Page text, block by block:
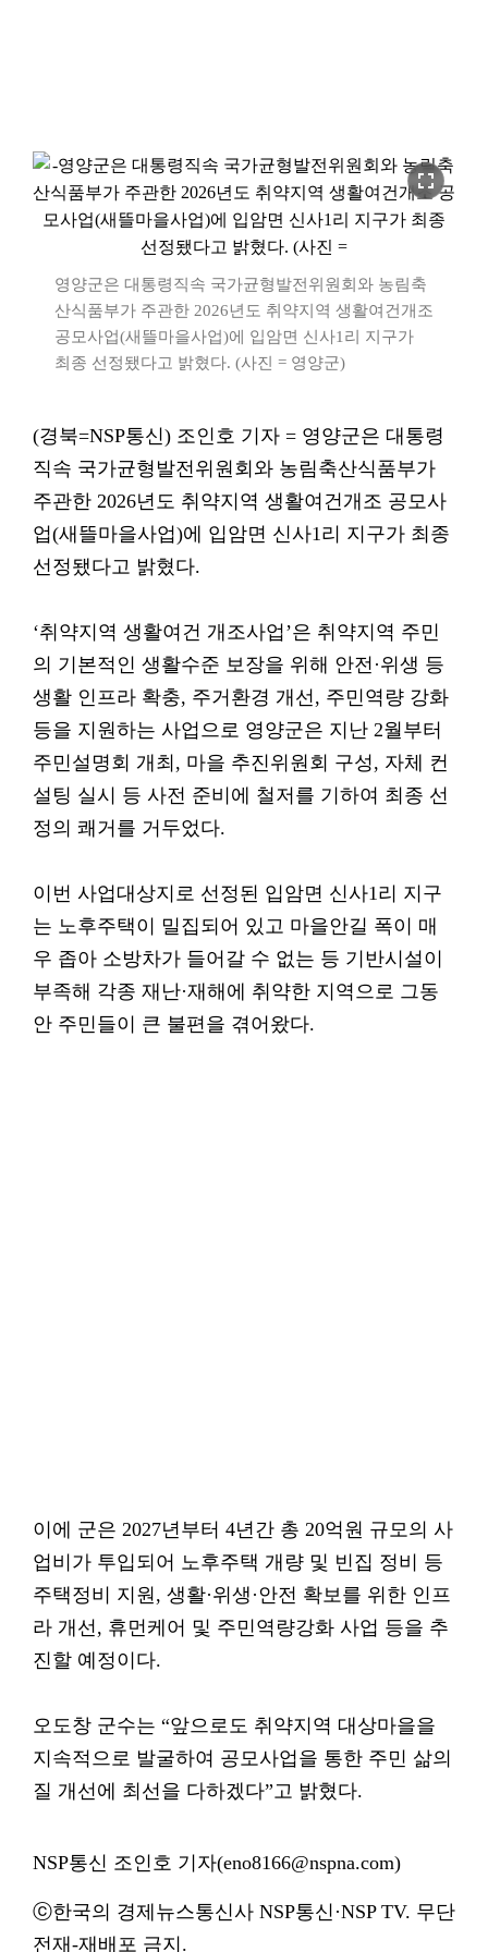
fullscreen
영양군은 대통령직속 국가균형발전위원회와 농림축
산식품부가 주관한 2026년도 취약지역 생활여건개조
공모사업(새뜰마을사업)에 입암면 신사1리 지구가
최종 선정됐다고 밝혔다. (사진 = 영양군)
(경북=NSP통신) 조인호 기자 = 영양군은 대통령
직속 국가균형발전위원회와 농림축산식품부가
주관한 2026년도 취약지역 생활여건개조 공모사
업(새뜰마을사업)에 입암면 신사1리 지구가 최종
선정됐다고 밝혔다.
‘취약지역 생활여건 개조사업’은 취약지역 주민
의 기본적인 생활수준 보장을 위해 안전·위생 등
생활 인프라 확충, 주거환경 개선, 주민역량 강화
등을 지원하는 사업으로 영양군은 지난 2월부터
주민설명회 개최, 마을 추진위원회 구성, 자체 컨
설팅 실시 등 사전 준비에 철저를 기하여 최종 선
정의 쾌거를 거두었다.
이번 사업대상지로 선정된 입암면 신사1리 지구
는 노후주택이 밀집되어 있고 마을안길 폭이 매
우 좁아 소방차가 들어갈 수 없는 등 기반시설이
부족해 각종 재난·재해에 취약한 지역으로 그동
안 주민들이 큰 불편을 겪어왔다.
이에 군은 2027년부터 4년간 총 20억원 규모의 사
업비가 투입되어 노후주택 개량 및 빈집 정비 등
주택정비 지원, 생활·위생·안전 확보를 위한 인프
라 개선, 휴먼케어 및 주민역량강화 사업 등을 추
진할 예정이다.
오도창 군수는 “앞으로도 취약지역 대상마을을
지속적으로 발굴하여 공모사업을 통한 주민 삶의
질 개선에 최선을 다하겠다”고 밝혔다.
NSP통신 조인호 기자(eno8166@nspna.com)
ⓒ한국의 경제뉴스통신사 NSP통신·NSP TV. 무단
전재-재배포 금지.